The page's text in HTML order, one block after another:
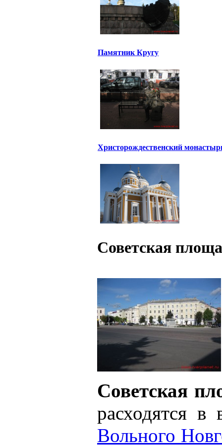
Памятник Кругу
Христорождественский
Советская
Советская
расходятся
Вольного